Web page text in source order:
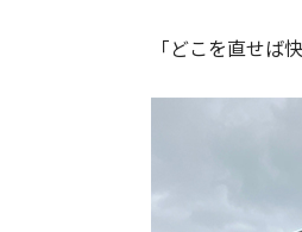
「どこを直せば